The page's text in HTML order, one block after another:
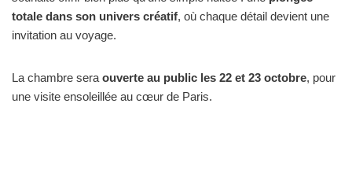
totale dans son univers créatif, où chaque détail devient une
invitation au voyage.
La chambre sera ouverte au public les 22 et 23 octobre, pour
une visite ensoleillée au cœur de Paris.